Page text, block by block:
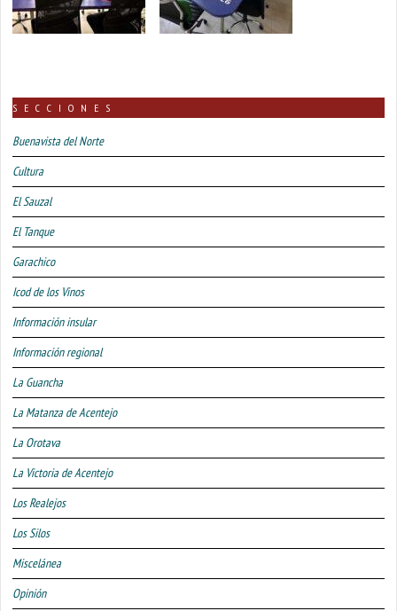
SECCIONES
Buenavista del Norte
Cultura
El Sauzal
El Tanque
Garachico
Icod de los Vinos
Información insular
Información regional
La Guancha
La Matanza de Acentejo
La Orotava
La Victoria de Acentejo
Los Realejos
Los Silos
Miscelánea
Opinión